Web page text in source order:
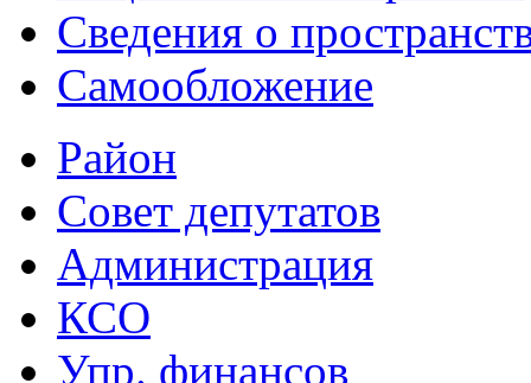
Сведения о
Самообложение
Район
Совет депутатов
Администрация
КСО
Упр. финансов